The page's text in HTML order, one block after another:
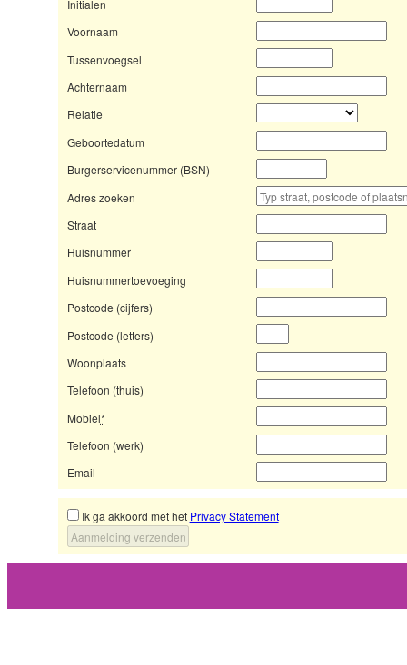
Initialen
Voornaam
Tussenvoegsel
Achternaam
Relatie
Geboortedatum
Burgerservicenummer (BSN)
Adres zoeken
Straat
Huisnummer
Huisnummertoevoeging
Postcode (cijfers)
Postcode (letters)
Woonplaats
Telefoon (thuis)
Mobiel*
Telefoon (werk)
Email
Ik ga akkoord met het Privacy Statement